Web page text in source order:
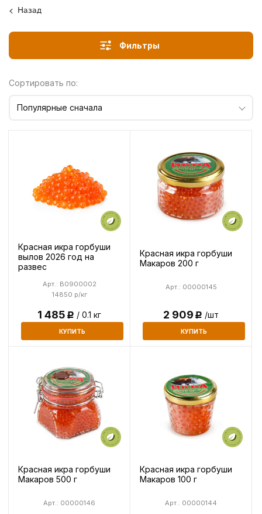
Назад
Фильтры
Сортировать по:
Популярные сначала
Красная икра горбуши
вылов 2026 год на
развес
14850 р/кг
Арт.: B0900002
1 485Р / 0.1 кг
КУПИТЬ
Красная икра горбуши
Макаров 200 г
Арт.: 00000145
2 909Р /шт
КУПИТЬ
Красная икра горбуши
Макаров 500 г
Арт.: 00000146
Красная икра горбуши
Макаров 100 г
Арт.: 00000144